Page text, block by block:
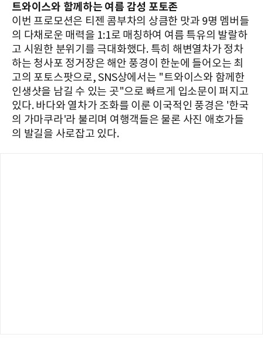
트와이스와 함께하는 여름 감성 포토존
이번 프로모션은 티젠 콤부차의 상큼한 맛과 9명 멤버들
의 다채로운 매력을 1:1로 매칭하여 여름 특유의 발랄하
고 시원한 분위기를 극대화했다. 특히 해변열차가 정차
하는 청사포 정거장은 해안 풍경이 한눈에 들어오는 최
고의 포토스팟으로, SNS상에서는 "트와이스와 함께한
인생샷을 남길 수 있는 곳"으로 빠르게 입소문이 퍼지고
있다. 바다와 열차가 조화를 이룬 이국적인 풍경은 '한국
의 가마쿠라'라 불리며 여행객들은 물론 사진 애호가들
의 발길을 사로잡고 있다.